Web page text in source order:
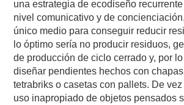
una estrategia de ecodiseño
nivel comunicativo y de
único medio para conseguir reducir
lo óptimo sería no producir residuos,
de producción de ciclo cerrado y, por
diseñar pendientes hechos con
tetrabriks o casetas con pallets. De vez
uso inapropiado de objetos pensados